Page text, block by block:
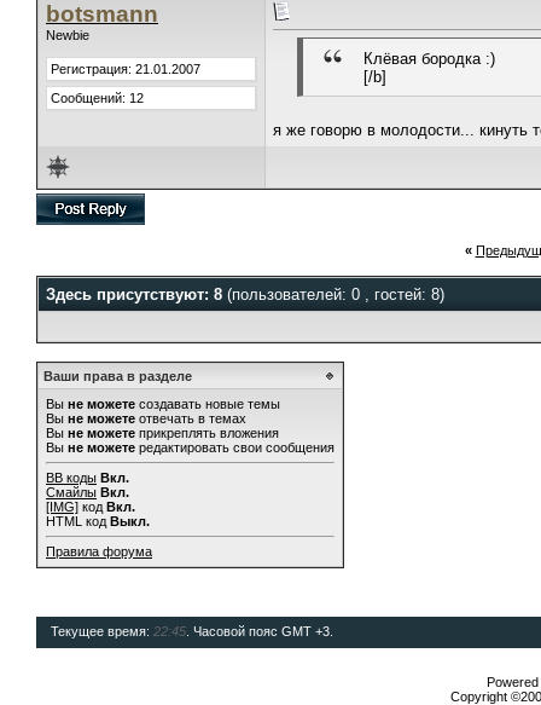
botsmann
Newbie
Регистрация: 21.01.2007
Сообщений: 12
Клёвая бородка :)
[/b]
я же говорю в молодости... кинуть
«
Здесь присутствуют: 8 (пользователей: 0 , гостей: 8)
Ваши права в разделе
Вы не можете создавать новые темы
Вы не можете отвечать в темах
Вы не можете прикреплять вложения
Вы не можете редактировать свои сообщения
BB коды Вкл.
Смайлы Вкл.
[IMG] код Вкл.
HTML код Выкл.
Правила форума
Текущее время: 22:45 . Часовой пояс GMT +3.
Copyright